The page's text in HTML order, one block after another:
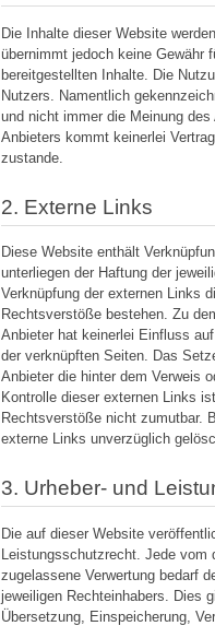
Die Inhalte dieser Website
übernimmt jedoch keine Gewähr
bereitgestellten Inhalte. Die
Nutzers. Namentlich
und nicht immer die Meinung
Anbieters kommt keinerlei
zustande.
2. Externe Links
Diese Website enthält
unterliegen der Haftung der
Verknüpfung der externen Links
Rechtsverstöße bestehen. Zu
Anbieter hat keinerlei Einfluss
der verknüpften Seiten. Das
Anbieter die hinter dem Verweis
Kontrolle dieser externen Links
Rechtsverstöße nicht zumutbar.
externe Links unverzüglich
3. Urheber- und
Die auf dieser Website
Leistungsschutzrecht. Jede
zugelassene Verwertung bedarf
jeweiligen Rechteinhabers. Dies
Übersetzung, Einspeicherung,